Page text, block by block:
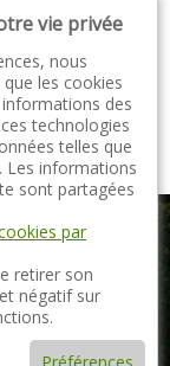
La Genete
vie privée
nous
les cookies
des
technologies
telles que
Les informations
sont partagées
par
retirer son
négatif sur